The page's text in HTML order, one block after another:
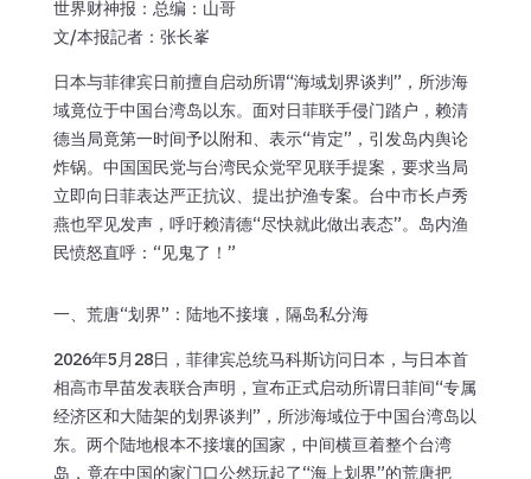
世界财神报：总编：山哥
文/本报記者：张长峯
日本与菲律宾日前擅自启动所谓“海域划界谈判”，所涉海
域竟位于中国台湾岛以东。面对日菲联手侵门踏户，赖清
德当局竟第一时间予以附和、表示“肯定”，引发岛内舆论
炸锅。中国国民党与台湾民众党罕见联手提案，要求当局
立即向日菲表达严正抗议、提出护渔专案。台中市长卢秀
燕也罕见发声，呼吁赖清德“尽快就此做出表态”。岛内渔
民愤怒直呼：“见鬼了！”
一、荒唐“划界”：陆地不接壤，隔岛私分海
2026年5月28日，菲律宾总统马科斯访问日本，与日本首
相高市早苗发表联合声明，宣布正式启动所谓日菲间“专属
经济区和大陆架的划界谈判”，所涉海域位于中国台湾岛以
东。两个陆地根本不接壤的国家，中间横亘着整个台湾
岛，竟在中国的家门口公然玩起了“海上划界”的荒唐把